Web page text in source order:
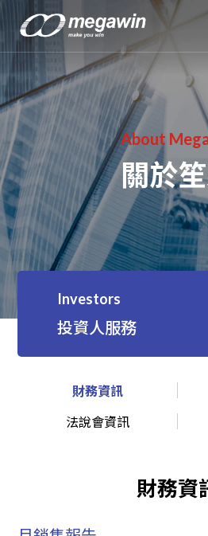
About
關於
Investors
投資人服務
財務資訊
法說會資訊
財務資